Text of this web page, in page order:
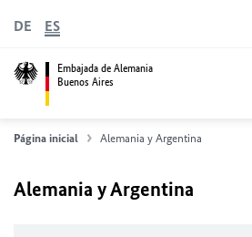
Embajada de Alemania
Buenos Aires
DE ES
Página inicial Alemania y Argentina
Alemania y Argentina